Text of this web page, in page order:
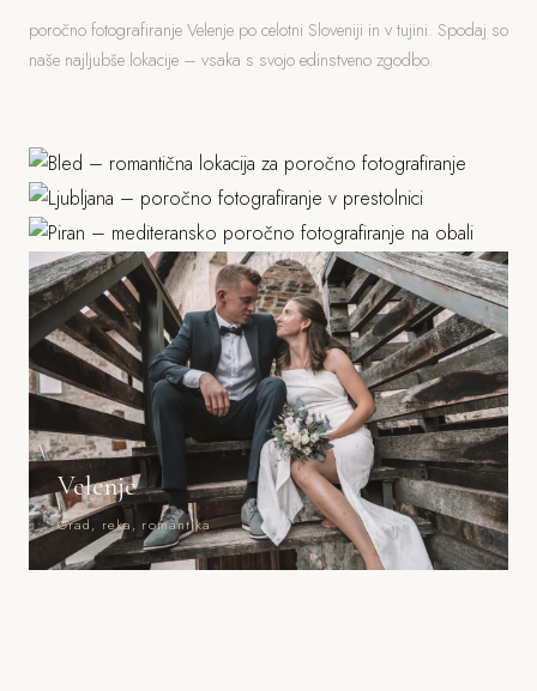
poročno fotografiranje Velenje po celotni Sloveniji in v tujini. Spodaj so
naše najljubše lokacije – vsaka s svojo edinstveno zgodbo.
Grad, stara mesta, parki
Piran
Morje, mediteranska arhitektura
Velenje
Grad, reka, romantika